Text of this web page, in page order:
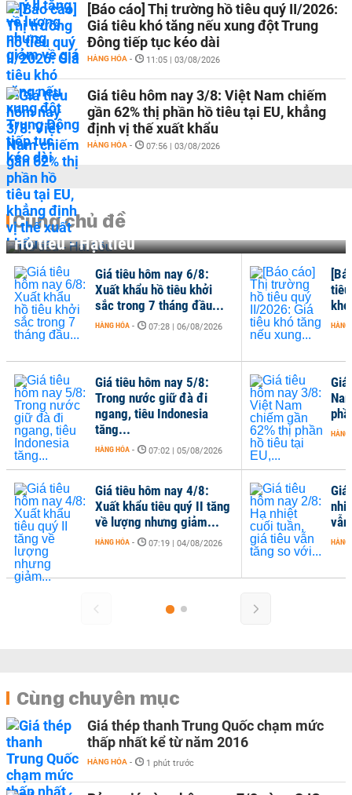
[Báo cáo] Thị trường hồ tiêu quý II/2026:
Giá tiêu khó tăng nếu xung đột Trung
Đông tiếp tục kéo dài
HÀNG HÓA - 11:05 | 03/08/2026
Giá tiêu hôm nay 3/8: Việt Nam chiếm
gần 62% thị phần hồ tiêu tại EU, khẳng
định vị thế xuất khẩu
HÀNG HÓA - 07:56 | 03/08/2026
Cùng chủ đề
Hồ tiêu - Hạt tiêu
Giá tiêu hôm nay 6/8:
Xuất khẩu hồ tiêu khởi
sắc trong 7 tháng đầu...
HÀNG HÓA - 07:28 | 06/08/2026
Giá tiêu hôm nay 5/8:
Trong nước giữ đà đi
ngang, tiêu Indonesia
tăng...
HÀNG HÓA - 07:02 | 05/08/2026
Giá tiêu hôm nay 4/8:
Xuất khẩu tiêu quý II tăng
về lượng nhưng giảm...
HÀNG HÓA - 07:19 | 04/08/2026
HÀNG
HÀNG
HÀNG
Cùng chuyên mục
Giá thép thanh Trung Quốc chạm mức
thấp nhất kể từ năm 2016
HÀNG HÓA - 1 phút trước